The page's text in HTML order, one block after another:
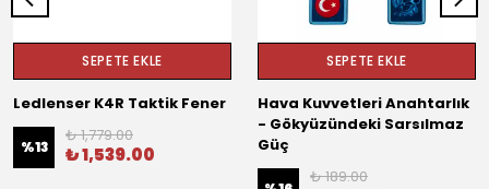
SEPETE EKLE
Ledlenser K4R Taktik Fener
%13
₺ 1,779.00
₺ 1,539.00
SEPETE EKLE
Hava Kuvvetleri Anahtarlık
- Gökyüzündeki Sarsılmaz
Güç
₺ 189.00